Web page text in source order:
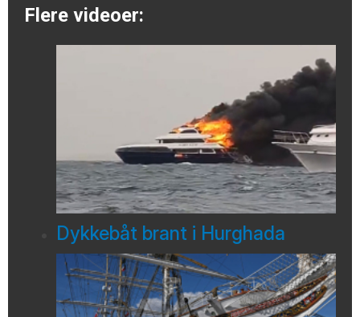
Flere videoer:
Dykkebåt brant i Hurghada